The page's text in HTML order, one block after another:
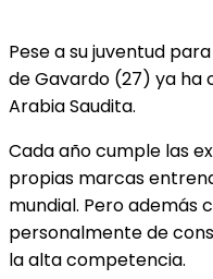
Pese a su juventud
de Gavardo (27) ya ha
Arabia Saudita.
Cada año cumple las
propias marcas
mundial. Pero además
personalmente de
la alta competencia.